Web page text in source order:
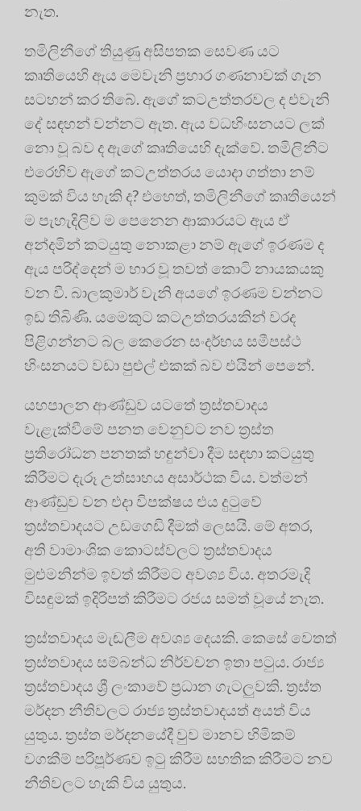
නැත.
තමිලිනීගේ තියුණු අසිපතක සෙවණ යට
කෘතියෙහි ඇය මෙවැනි ප්‍රහාර ගණනාවක් ගැන
සටහන් කර තිබේ. ඇගේ කටඋත්තරවල ද එවැනි
දේ සඳහන් වන්නට ඇත. ඇය වධහිංසනයට ලක්
නො වූ බව ද ඇගේ කෘතියෙහි දැක්වේ. තමිලිනීට
එරෙහිව ඇගේ කටඋත්තරය යොදා ගත්තා නම්
කුමක් විය හැකි ද? එහෙත්, තමිලිනීගේ කෘතියෙන්
ම පැහැදිලිව ම පෙනෙන ආකාරයට ඇය ඒ
අන්දමින් කටයුතු නොකළා නම් ඇගේ ඉරණම ද
ඇය පරිද්දෙන් ම භාර වූ තවත් කොටි නායකයකු
වන වී. බාලකුමාර් වැනි අයගේ ඉරණම වන්නට
ඉඩ තිබිණි. යමෙකුට කටඋත්තරයකින් වරද
පිළිගන්නට බල කෙරෙන සංදර්භය සමීපස්ථ
හිංසනයට වඩා පුළුල් එකක් බව එයින් පෙනේ.
යහපාලන ආණ්ඩුව යටතේ ත්‍රස්තවාදය
වැළැක්වීමේ පනත වෙනුවට නව ත්‍රස්ත
ප්‍රතිරෝධන පනතක් හඳුන්වා දීම සඳහා කටයුතු
කිරීමට දැරූ උත්සාහය අසාර්ථක විය. වත්මන්
ආණ්ඩුව වන එදා විපක්ෂය එය දුටුවේ
ත්‍රස්තවාදයට උඩගෙඩි දීමක් ලෙසයි. මේ අතර,
අති වාමාංශික කොටස්වලට ත්‍රස්තවාදය
මුළුමනින්ම ඉවත් කිරීමට අවශ්‍ය විය. අතරමැදි
විසඳුමක් ඉදිරිපත් කිරීමට රජය සමත් වූයේ නැත.
ත්‍රස්‌තවාදය මැඬලීම අවශ්‍ය දෙයකි. කෙසේ වෙතත්
ත්‍රස්තවාදය සම්බන්ධ නිර්වචන ඉතා පටුය. රාජ්‍ය
ත්‍රස්තවාදය ශ්‍රී ලංකාවේ ප්‍රධාන ගැටලුවකි. ත්‍රස්ත
මර්දන නීතිවලට රාජ්‍ය ත්‍රස්තවාදයත් අයත් විය
යුතුය. ත්‍රස්ත මර්දනයේදී වුව මානව හිමිකම්
වගකීම් පරිපූර්ණව ඉටු කිරීම සහතික කිරීමට නව
නීතිවලට හැකි විය යුතුය.